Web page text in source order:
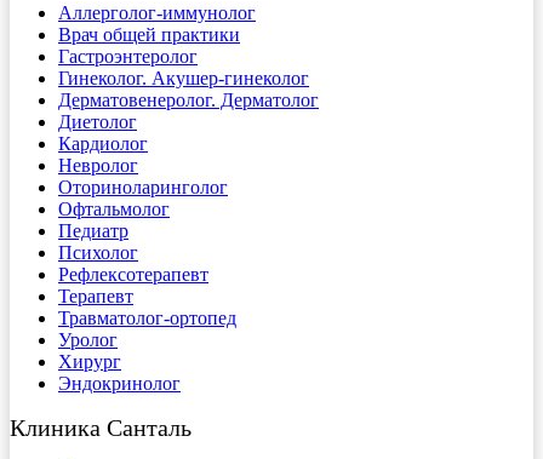
Аллерголог-иммунолог
Врач общей практики
Гастроэнтеролог
Гинеколог. Акушер-гинеколог
Дерматовенеролог. Дерматолог
Диетолог
Кардиолог
Невролог
Оториноларинголог
Офтальмолог
Педиатр
Психолог
Рефлексотерапевт
Терапевт
Травматолог-ортопед
Уролог
Хирург
Эндокринолог
Клиника Санталь